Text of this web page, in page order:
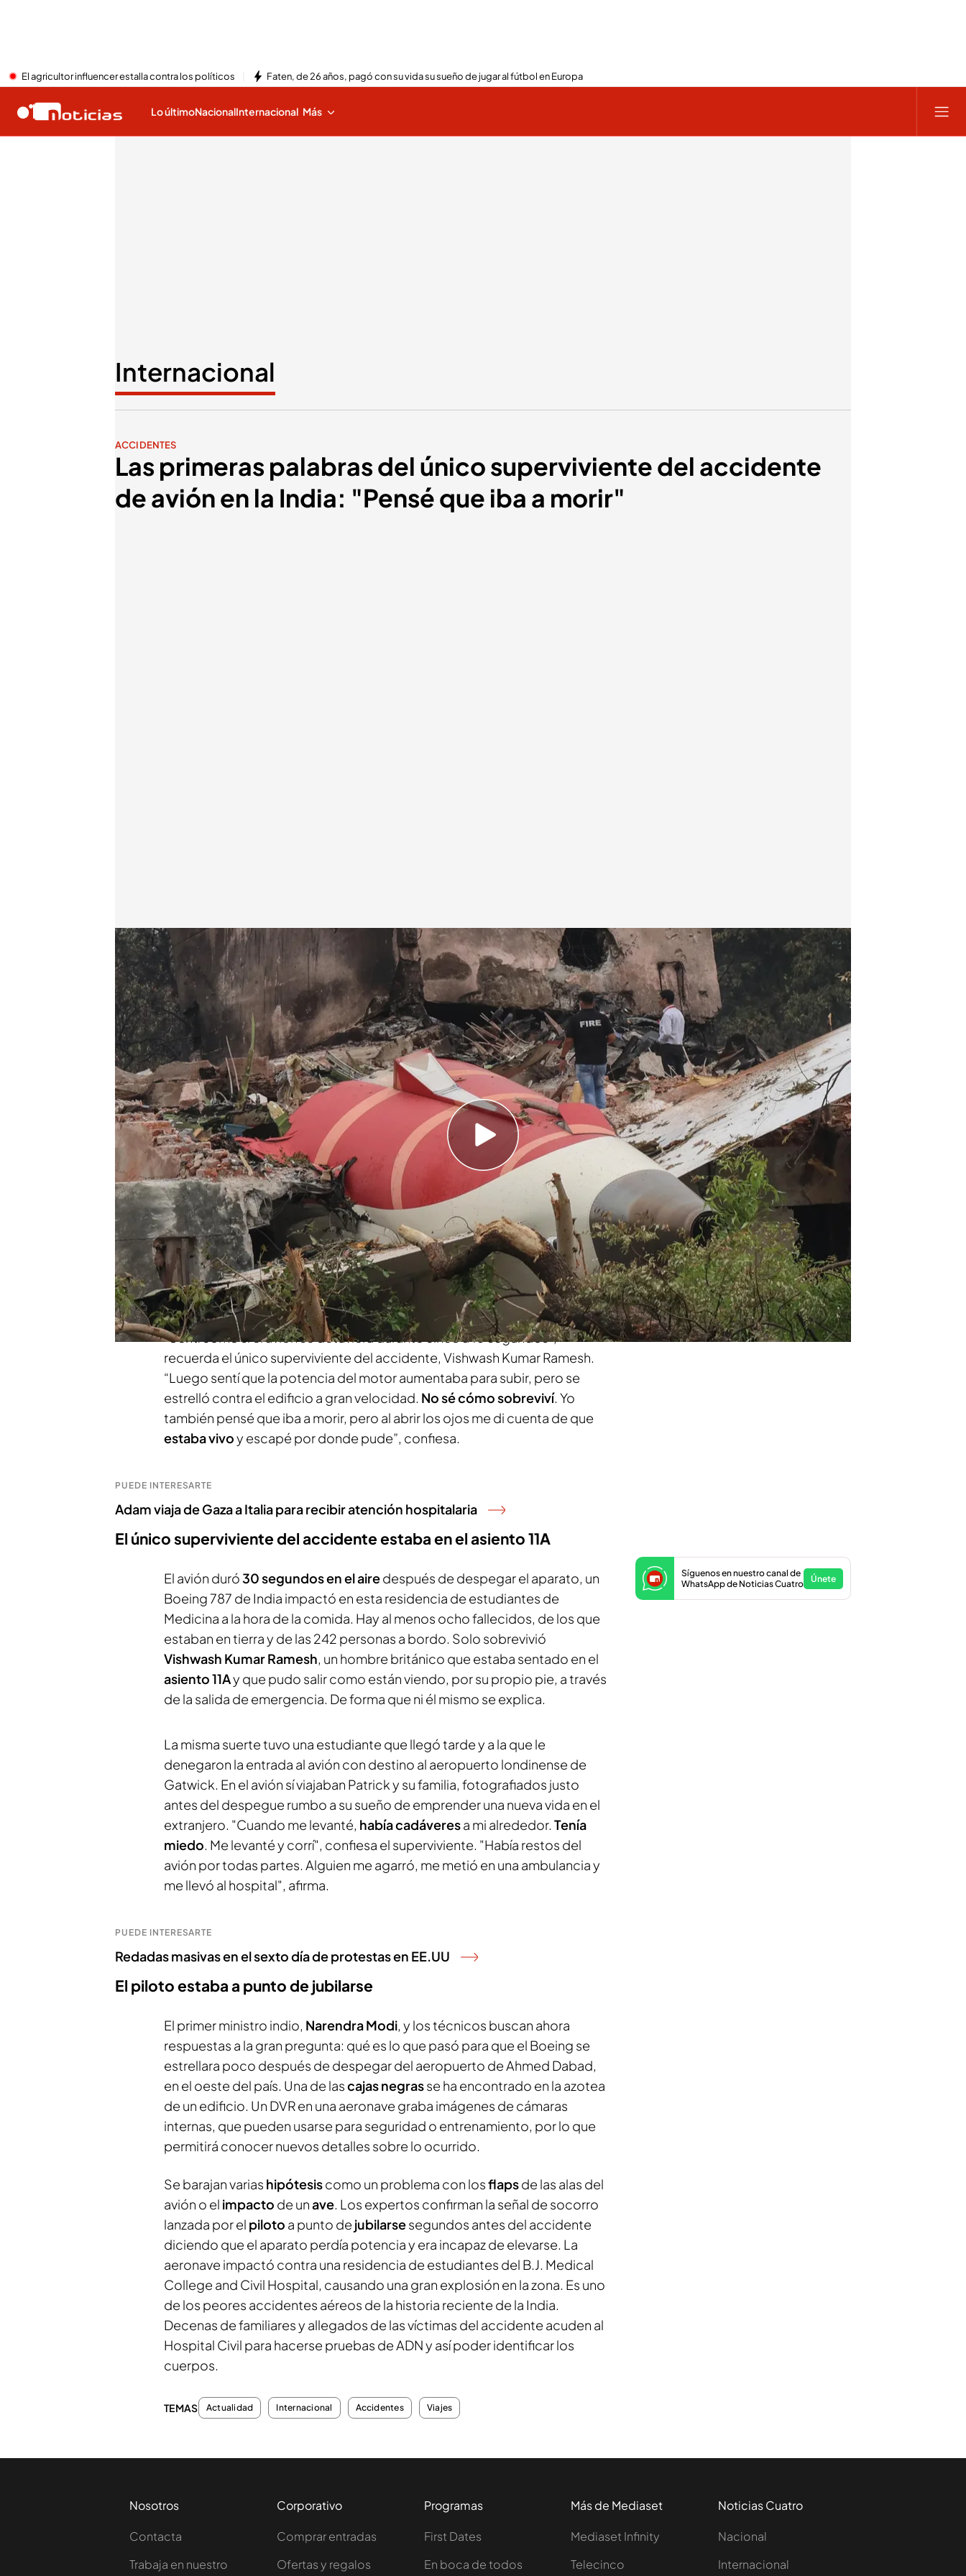
El agricultor influencer estalla contra los políticos Faten, de 26 años, pagó con su vida su sueño de jugar al fútbol en Europa
Lo últimoNacionalInternacional Más
Internacional
ACCIDENTES
Las primeras palabras del único superviviente del accidente
de avión en la India: "Pensé que iba a morir"
Las declaraciones del único superviviente del accidente aéreo en la India . EFE
Redacción digital Noticias Cuatro
13 JUN 2025 - 18:35h.
El avión duró 30 segundos en el aire después de despegar el aparato
Vishwash, el superviviente en el accidente de avión en la India: solo
tiene heridas en el pecho y los ojos
Compartir
La investigación sobre el fatalaccidente de avión en Ahmedabad, en el
noroeste de laIndia
, muestra que 30 segundos en el aire fueron
suficientes para que ese vuelo con destino a Londresacabase en
tragedia. De las 242 personas a bordo, solo una sobrevivió. Se trata de un
británicoque sorprendentementesalió ilesoy por su propio pie, según
informa Cristina Herráez.
“Sentí como si el avión se detuviera durante cinco a 10 segundos”,
recuerda el único superviviente del accidente, Vishwash Kumar Ramesh.
“Luego sentí que la potencia del motor aumentaba para subir, pero se
estrelló contra el edificio a gran velocidad. No sé cómo sobreviví. Yo
también pensé que iba a morir, pero al abrir los ojos me di cuenta de que
estaba vivoy escapé por donde pude”, confiesa.
PUEDE INTERESARTE
Adam viaja de Gaza a Italia para recibir atención hospitalaria
El único superviviente del accidente estaba en el asiento 11A
El avión duró30 segundos en el airedespués de despegar el aparato, un
Boeing 787 de India impactó en esta residencia de estudiantes de
Medicina a la hora de la comida. Hay al menos ocho fallecidos, de los que
estaban en tierra y de las 242 personas a bordo. Solo sobrevivió
Vishwash Kumar Ramesh, un hombre británico que estaba sentado en el
asiento 11Ay que pudo salir como están viendo, por su propio pie, a través
de la salida de emergencia. De forma que ni él mismo se explica.
La misma suerte tuvo una estudiante que llegó tarde y a la que le
denegaron la entrada al avión con destino al aeropuerto londinense de
Gatwick. En el avión sí viajaban Patrick y su familia, fotografiados justo
antes del despegue rumbo a su sueño de emprender una nueva vida en el
extranjero. "Cuando me levanté, había cadáveresa mi alrededor. Tenía
miedo. Me levanté y corrí", confiesa el superviviente. "Había restos del
avión por todas partes. Alguien me agarró, me metió en una ambulancia y
me llevó al hospital", afirma.
PUEDE INTERESARTE
Redadas masivas en el sexto día de protestas en EE.UU
El piloto estaba a punto de jubilarse
El primer ministro indio, Narendra Modi, y los técnicos buscan ahora
respuestas a la gran pregunta: qué es lo que pasó para que el Boeing se
estrellara poco después de despegar del aeropuerto de Ahmed Dabad,
en el oeste del país. Una de lascajas negrasse ha encontrado en la azotea
de un edificio. Un DVR en una aeronave graba imágenes de cámaras
internas, que pueden usarse para seguridad o entrenamiento, por lo que
permitirá conocer nuevos detalles sobre lo ocurrido.
Síguenos en nuestro canal de
WhatsApp de Noticias Cuatro
Únete
Se barajan varias hipótesiscomo un problema con losflapsde las alas del
avión o el impacto de unave. Los expertos confirman la señal de socorro
lanzada por el piloto a punto de jubilarsesegundos antes del accidente
diciendo que el aparato perdía potencia y era incapaz de elevarse. La
aeronave impactó contra una residencia de estudiantes del B.J. Medical
College and Civil Hospital, causando una gran explosión en la zona. Es uno
de los peores accidentes aéreos de la historia reciente de la India.
Decenas de familiares y allegados de las víctimas del accidente acuden al
Hospital Civil para hacerse pruebas de ADN y así poder identificar los
cuerpos.
TEMAS Actualidad Internacional Accidentes Viajes
Nosotros
Contacta
Trabaja en nuestro
Corporativo
Comprar entradas
Ofertas y regalos
Programas
First Dates
En boca de todos
Más de Mediaset
Mediaset Infinity
Telecinco
Noticias Cuatro
Nacional
Internacional